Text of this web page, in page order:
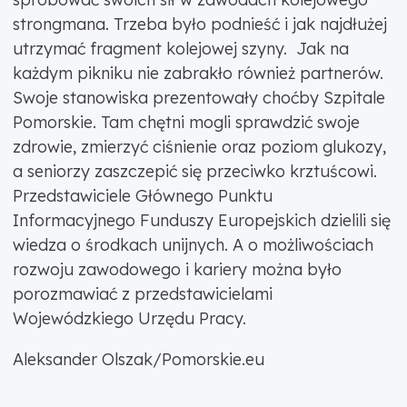
strongmana. Trzeba było podnieść i jak najdłużej
utrzymać fragment kolejowej szyny. Jak na
każdym pikniku nie zabrakło również partnerów.
Swoje stanowiska prezentowały choćby Szpitale
Pomorskie. Tam chętni mogli sprawdzić swoje
zdrowie, zmierzyć ciśnienie oraz poziom glukozy,
a seniorzy zaszczepić się przeciwko krztuścowi.
Przedstawiciele Głównego Punktu
Informacyjnego Funduszy Europejskich dzielili się
wiedza o środkach unijnych. A o możliwościach
rozwoju zawodowego i kariery można było
porozmawiać z przedstawicielami
Wojewódzkiego Urzędu Pracy.
Aleksander Olszak/Pomorskie.eu